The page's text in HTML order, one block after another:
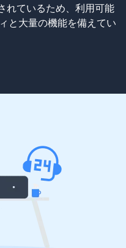
れているため、利用可能
と大量の機能を備えてい